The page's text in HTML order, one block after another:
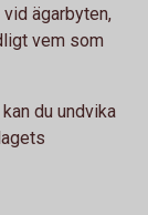
ägarbyten,
vem som
du undvika